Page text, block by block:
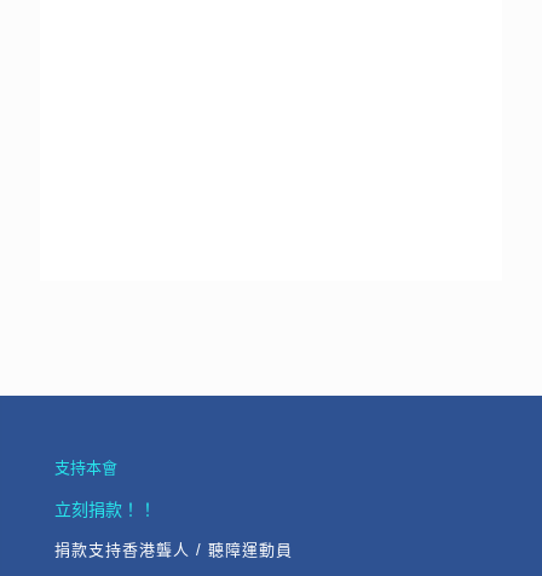
支持本會
立刻捐款！！
捐款支持香港聾人 / 聽障運動員